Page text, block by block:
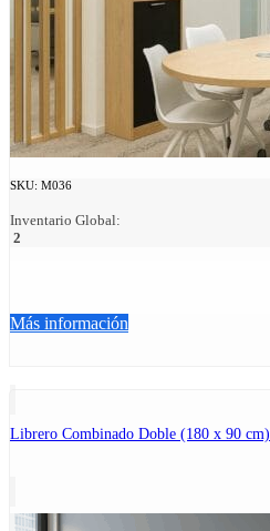
SKU: M036
Inventario Global:
2
Más información
Librero Combinado Doble (180 x 90 cm)